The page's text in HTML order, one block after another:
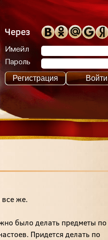
Через
Имейл
Пароль
Регистрация Войти
же.
было делать предметы по
Придется делать по